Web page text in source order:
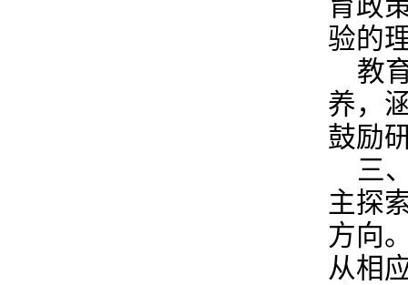
育政
验的
教
养，
鼓励
三
主探
方向
从相